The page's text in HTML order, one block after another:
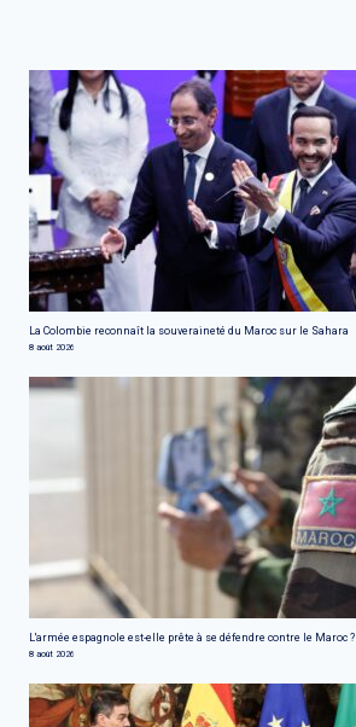
La Colombie reconnaît la souveraineté du Maroc sur le Sahara
8 août 2026
L'armée espagnole est-elle prête à se défendre contre le Maroc ?
8 août 2026